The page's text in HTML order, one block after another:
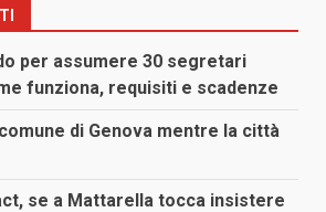
per assumere 30 segretari
funziona, requisiti e scadenze
di Genova mentre la città
se a Mattarella tocca insistere